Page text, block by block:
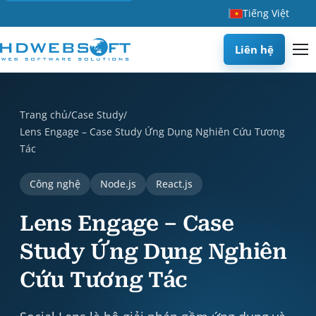
Tiếng Việt
Liên hệ
Trang chủ/Case Study/
Lens Engage – Case Study Ứng Dụng Nghiên Cứu Tương
Tác
Công nghệ Node.js React.js
Lens Engage – Case
Study Ứng Dụng Nghiên
Cứu Tương Tác